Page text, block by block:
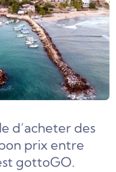
d’acheter des
prix entre
gottoGO.